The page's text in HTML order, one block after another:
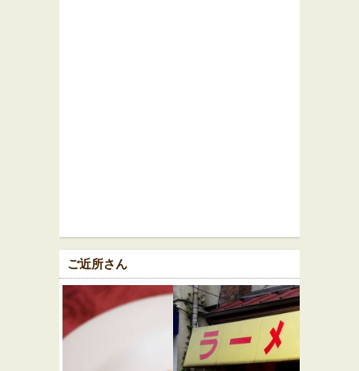
ご近所さん